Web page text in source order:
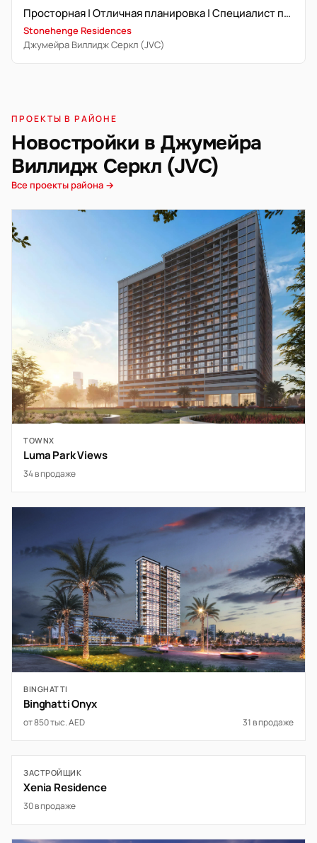
Просторная | Отличная планировка | Специалист по недвижимости
Stonehenge Residences
Джумейра Виллидж Серкл (JVC)
ПРОЕКТЫ В РАЙОНЕ
Новостройки в Джумейра
Виллидж Серкл (JVC)
Все проекты района →
TOWNX
Luma Park Views
34 в продаже
BINGHATTI
Binghatti Onyx
от 850 тыс. AED 31 в продаже
ЗАСТРОЙЩИК
Xenia Residence
30 в продаже